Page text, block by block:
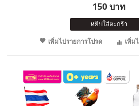
150 บาท
หยิบใส่ตะกร้า
เพิ่มไปรายการโปรด
เพิ่ม